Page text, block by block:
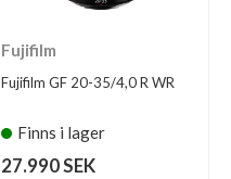
Fujifilm
Fujifilm GF 20-35/4,0 R WR
Finns i lager
27.990 SEK